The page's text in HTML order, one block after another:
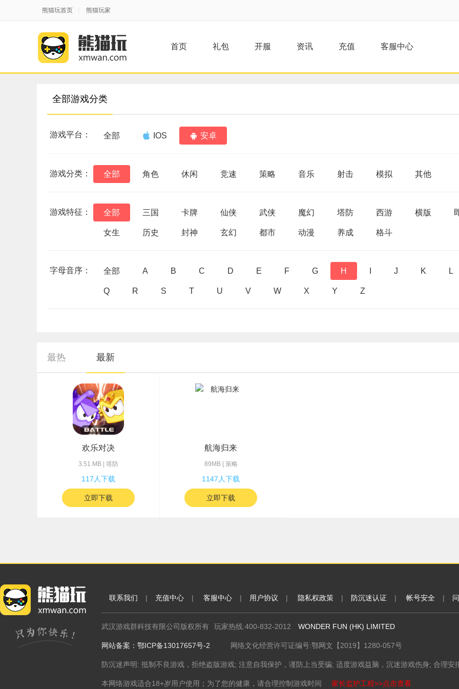
熊猫玩首页 熊猫玩家
首页 礼包 开服 资讯 充值 客服中心
全部游戏分类
游戏平台： 全部 IOS 安卓
游戏分类： 全部 角色 休闲 竞速 策略 音乐 射击 模拟 其他
游戏特征： 全部 三国 卡牌 仙侠 武侠 魔幻 塔防 西游 横版
女生 历史 封神 玄幻 都市 动漫 养成 格斗
字母音序： 全部 A B C D E F G H J K L
Q R S T U V W X Y Z
最热 最新
欢乐对决
3.51 MB | 塔防
117人下载
立即下载
航海归来
89MB | 策略
1147人下载
立即下载
联系我们 | 充值中心 | 客服中心 | 用户协议 | 隐私权政策 | 防沉迷认证 | 帐号安全 |
武汉游戏群科技有限公司版权所有 玩家热线:400-832-2012 WONDER FUN (HK) LIMITED
网站备案：鄂ICP备13017657号-2 网络文化经营许可证编号:鄂网文【2019】1280-057号
防沉迷声明: 抵制不良游戏，拒绝盗版游戏; 注意自我保护，谨防上当受骗; 适度游戏益脑，沉迷游戏伤身; 合理安
本网络游戏适合18+岁用户使用；为了您的健康，请合理控制游戏时间 家长监护工程>>点击查看